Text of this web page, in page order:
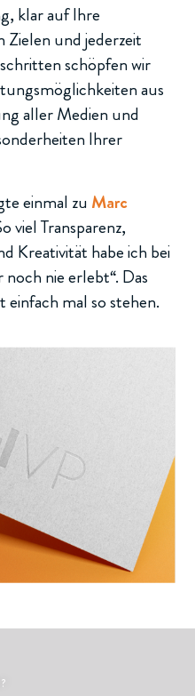
klar auf Ihre
Zielen und jederzeit
schöpfen wir
aus
aller Medien und
Ihrer
einmal zu Marc
viel Transparenz,
Kreativität habe ich bei
nie erlebt“. Das
einfach mal so stehen.